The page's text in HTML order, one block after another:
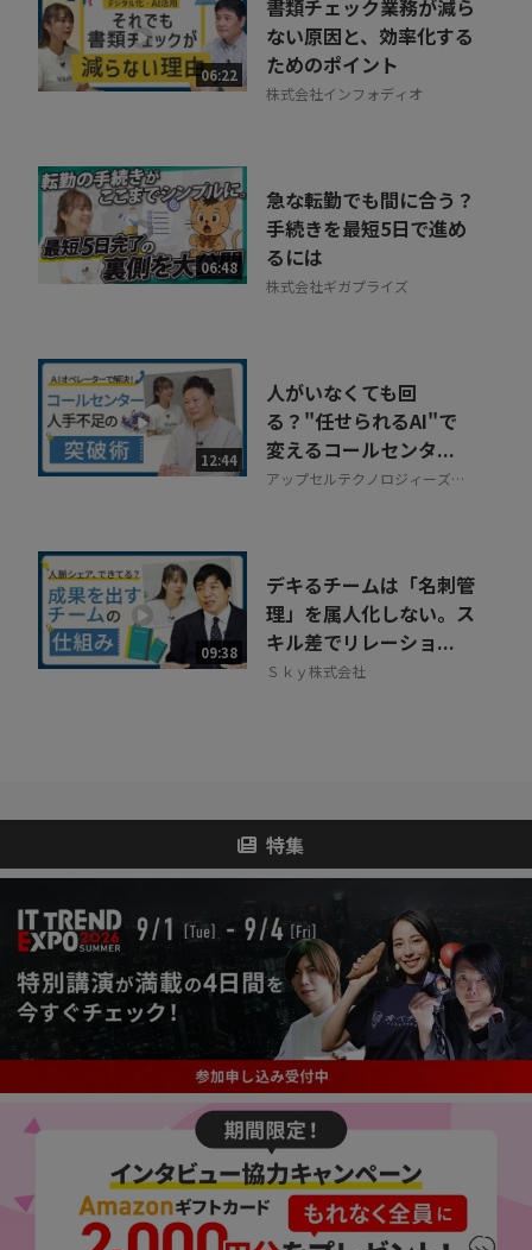
06:22
書類チェック業務が減ら
ない原因と、効率化する
ためのポイント
株式会社インフォディオ
06:48
急な転勤でも間に合う？
手続きを最短5日で進め
るには
株式会社ギガプライズ
12:44
人がいなくても回
る？"任せられるAI"で
変えるコールセンタ...
アップセルテクノロジィーズ株
09:38
デキるチームは「名刺管
理」を属人化しない。ス
キル差でリレーショ...
Ｓｋｙ株式会社
特集